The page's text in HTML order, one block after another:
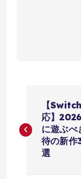
稿
ナ
【
応】
に遊ぶべ
待の新作
選